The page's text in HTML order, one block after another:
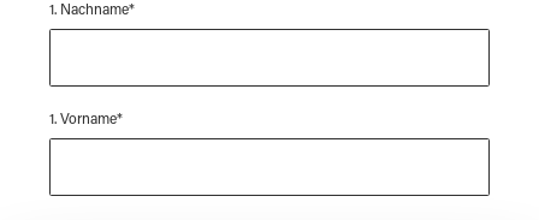
1. Nachname*
1. Vorname*